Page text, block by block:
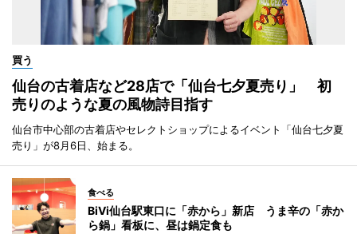
買う
仙台の古着店など28店で「仙台七夕夏売り」 初
売りのような夏の風物詩目指す
仙台市中心部の古着店やセレクトショップによるイベント「仙台七夕夏
売り」が8月6日、始まる。
食べる
BiVi仙台駅東口に「赤から」新店 うま辛の「赤か
ら鍋」看板に、昼は鍋定食も